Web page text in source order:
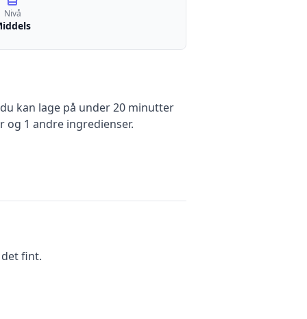
Nivå
kan lage på under 20 minutter
og 1 andre ingredienser.
fint.